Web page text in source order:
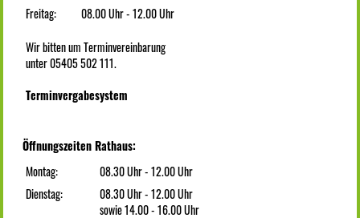
Freitag:
08.00 Uhr - 12.00 Uhr
Wir bitten um Terminvereinbarung
unter 05405 502 111.
Terminvergabesystem
Öffnungszeiten Rathaus:
Montag:
08.30 Uhr - 12.00 Uhr
Dienstag:
08.30 Uhr - 12.00 Uhr
sowie 14.00 - 16.00 Uhr